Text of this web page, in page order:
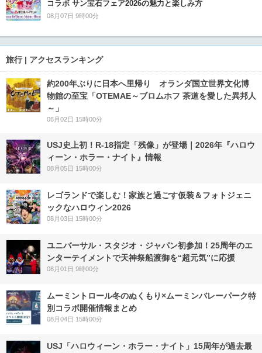
コラボ サン宝石フェア2026の魅力と楽しみ方
08月07日 9時00分
旅行 | アクセスランキング
約200年ぶりに日本へ里帰り オランダ国立世界文化博
物館の至宝「OTEMAE～ブロムホフ 茶道を愛した異邦人
～」
08月02日 15時00分
USJ史上初！R-18指定「残像」が登場｜2026年『ハロウ
ィーン・ホラー・ナイト』情報
08月05日 15時00分
レゴランドで楽しむ！家族と過ごす仮装＆フォトジェニ
ックなハロウィン2026
08月03日 15時00分
ユニバーサル・スタジオ・ジャパン初参加！25周年のエ
ンターテイメントで天神祭船渡御を“超元気”に応援
08月01日 9時00分
ムーミントロール冬のぬくもり×ムーミンバレーパーク特
別コラボ開催情報まとめ
08月04日 15時00分
USJ「ハロウィーン・ホラー・ナイト」15周年が過去最